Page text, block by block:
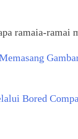
ramaia-ramai
Bored